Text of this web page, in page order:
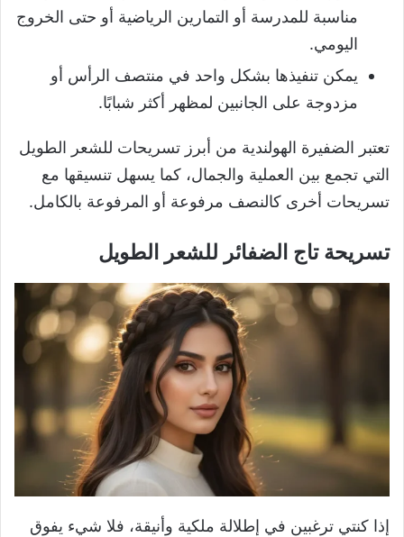
مناسبة للمدرسة أو التمارين الرياضية أو حتى الخروج
اليومي.
يمكن تنفيذها بشكل واحد في منتصف الرأس أو
مزدوجة على الجانبين لمظهر أكثر شبابًا.
تعتبر الضفيرة الهولندية من أبرز تسريحات للشعر الطويل
التي تجمع بين العملية والجمال، كما يسهل تنسيقها مع
تسريحات أخرى كالنصف مرفوعة أو المرفوعة بالكامل.
تسريحة تاج الضفائر للشعر الطويل
إذا كنتي ترغبين في إطلالة ملكية وأنيقة، فلا شيء يفوق